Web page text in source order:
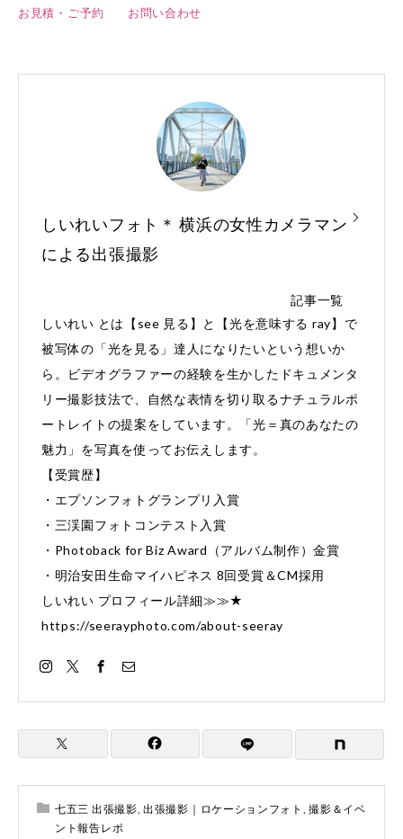
お見積・ご予約
お問い合わせ
しいれいフォト＊ 横浜の女性カメラマン
による出張撮影
記事一覧
しいれい とは【see 見る】と【光を意味する ray】で
被写体の「光を見る」達人になりたいという想いか
ら。ビデオグラファーの経験を生かしたドキュメンタ
リー撮影技法で、自然な表情を切り取るナチュラルポ
ートレイトの提案をしています。「光＝真のあなたの
魅力」を写真を使ってお伝えします。
【受賞歴】
・エプソンフォトグランプリ入賞
・三渓園フォトコンテスト入賞
・Photoback for Biz Award（アルバム制作）金賞
・明治安田生命マイハピネス 8回受賞＆CM採用
しいれい プロフィール詳細≫≫★
https://seerayphoto.com/about-seeray
七五三 出張撮影,出張撮影｜ロケーションフォト ,撮影＆イベ
ント報告レポ